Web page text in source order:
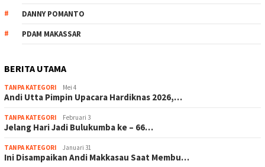
DANNY POMANTO
PDAM MAKASSAR
BERITA UTAMA
TANPA KATEGORI Mei 4
Andi Utta Pimpin Upacara Hardiknas 2026,…
TANPA KATEGORI Februari 3
Jelang Hari Jadi Bulukumba ke – 66…
TANPA KATEGORI Januari 31
Ini Disampaikan Andi Makkasau Saat Membu…